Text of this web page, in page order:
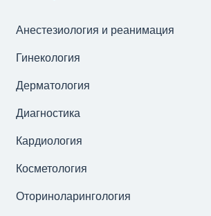
Анестезиология и реанимация
Гинекология
Дерматология
Диагностика
Кардиология
Косметология
Оториноларингология